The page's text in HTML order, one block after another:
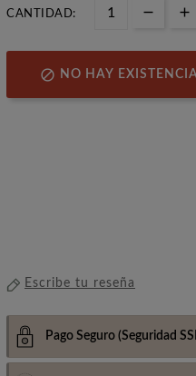
CANTIDAD:
 NO HAY
Escribe tu reseña
Pago Seguro (Seguridad